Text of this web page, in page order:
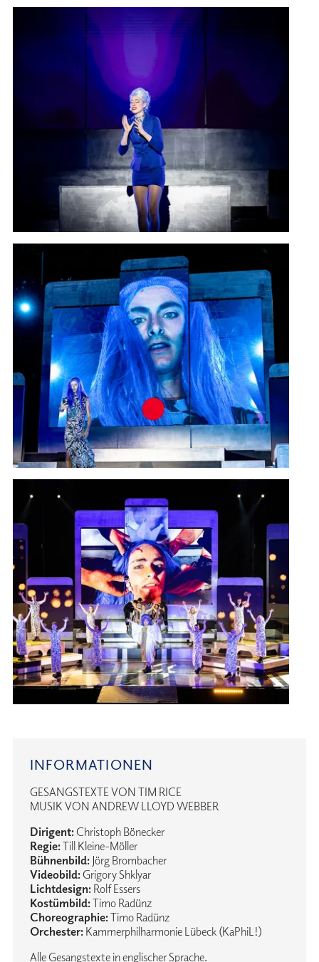
INFORMATIONEN
GESANGSTEXTE VON TIM RICE
MUSIK VON ANDREW LLOYD WEBBER
Dirigent:Christoph Bönecker
Regie:Till Kleine-Möller
Bühnenbild:Jörg Brombacher
Videobild:Grigory Shklyar
Lichtdesign:Rolf Essers
Kostümbild:Timo Radünz
Choreographie:Timo Radünz
Orchester:Kammerphilharmonie Lübeck (KaPhiL!)
Alle Gesangstexte in englischer Sprache.